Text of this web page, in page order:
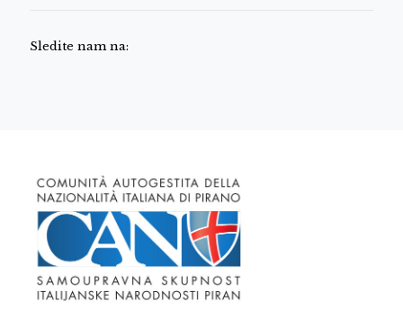
Sledite nam na: